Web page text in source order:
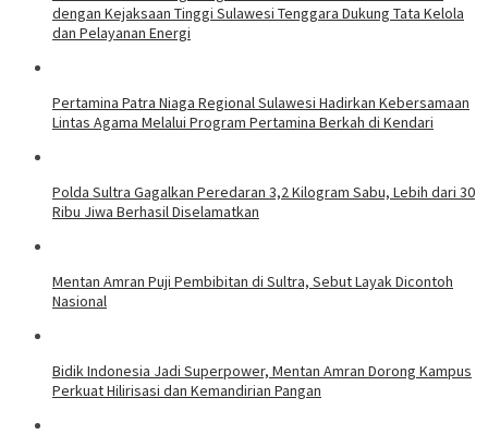
dengan Kejaksaan Tinggi Sulawesi Tenggara Dukung Tata Kelola
dan Pelayanan Energi
Pertamina Patra Niaga Regional Sulawesi Hadirkan Kebersamaan
Lintas Agama Melalui Program Pertamina Berkah di Kendari
Polda Sultra Gagalkan Peredaran 3,2 Kilogram Sabu, Lebih dari 30
Ribu Jiwa Berhasil Diselamatkan
Mentan Amran Puji Pembibitan di Sultra, Sebut Layak Dicontoh
Nasional
Bidik Indonesia Jadi Superpower, Mentan Amran Dorong Kampus
Perkuat Hilirisasi dan Kemandirian Pangan